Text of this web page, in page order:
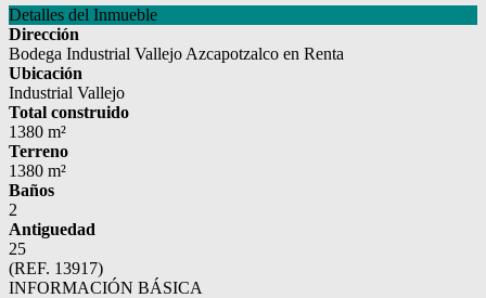
Detalles del Inmueble
Dirección
Bodega Industrial Vallejo Azcapotzalco en Renta
Ubicación
Industrial Vallejo
Total construido
1380 m²
Terreno
1380 m²
Baños
2
Antiguedad
25
(REF. 13917)
INFORMACIÓN BÁSICA